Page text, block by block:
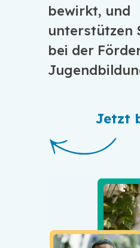
bewirkt, und
unterstützen
bei der
Jetzt